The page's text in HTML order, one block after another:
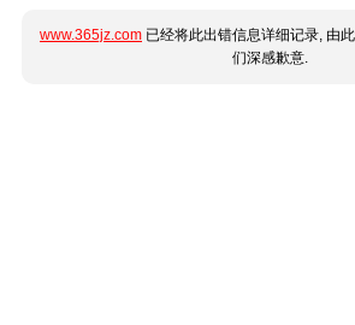
www.365jz.com 已经将此出错信息详细记录, 由
们深感歉意.